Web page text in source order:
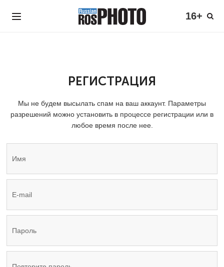
16+
РЕГИСТРАЦИЯ
Мы не будем высылать спам на ваш аккаунт. Параметры
разрешений можно установить в процессе регистрации или в
любое время после нее.